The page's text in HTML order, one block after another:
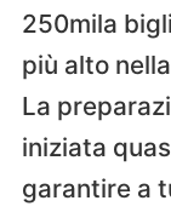
250mila
più alto
La
iniziata
garantire a